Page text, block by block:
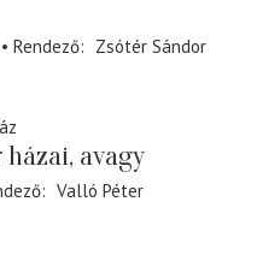
Rendező
Zsótér Sándor
avagy
Valló Péter